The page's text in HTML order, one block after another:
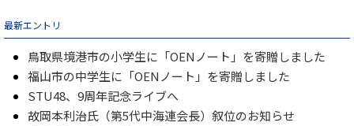
最新エントリ
鳥取県境港市の小学生に「OENノート」を寄贈しました
福山市の中学生に「OENノート」を寄贈しました
STU48、9周年記念ライブへ
故岡本利治氏（第5代中海連会長）叙位のお知らせ